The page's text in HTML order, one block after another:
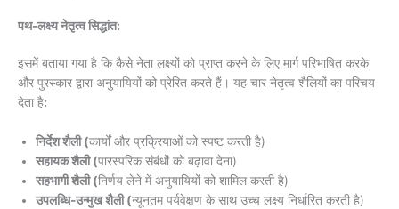
पथ-लक्ष्य नेतृत्व सिद्धांत:
इसमें बताया गया है कि कैसे नेता लक्ष्यों को प्राप्त करने के लिए मार्ग परिभाषित करके
और पुरस्कार द्वारा अनुयायियों को प्रेरित करते हैं। यह चार नेतृत्व शैलियों का परिचय
देता है:
निर्देश शैली (कार्यों और प्रक्रियाओं को स्पष्ट करती है)
सहायक शैली (पारस्परिक संबंधों को बढ़ावा देना)
सहभागी शैली (निर्णय लेने में अनुयायियों को शामिल करती है)
उपलब्धि-उन्मुख शैली (न्यूनतम पर्यवेक्षण के साथ उच्च लक्ष्य निर्धारित करती है)